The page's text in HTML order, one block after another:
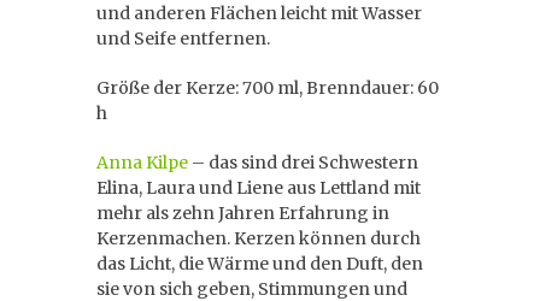
und anderen Flächen leicht mit Wasser
und Seife entfernen.
Größe der Kerze: 700 ml, Brenndauer: 60
h
Anna Kilpe – das sind drei Schwestern
Elina, Laura und Liene aus Lettland mit
mehr als zehn Jahren Erfahrung in
Kerzenmachen. Kerzen können durch
das Licht, die Wärme und den Duft, den
sie von sich geben, Stimmungen und